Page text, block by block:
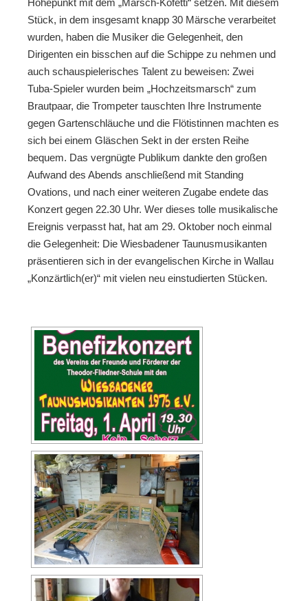
Stück, in dem insgesamt knapp 30 Märsche verarbeitet
wurden, haben die Musiker die Gelegenheit, den
Dirigenten ein bisschen auf die Schippe zu nehmen und
auch schauspielerisches Talent zu beweisen: Zwei
Tuba-Spieler wurden beim „Hochzeitsmarsch“ zum
Brautpaar, die Trompeter tauschten Ihre Instrumente
gegen Gartenschläuche und die Flötistinnen machten es
sich bei einem Gläschen Sekt in der ersten Reihe
bequem. Das vergnügte Publikum dankte den großen
Aufwand des Abends anschließend mit Standing
Ovations, und nach einer weiteren Zugabe endete das
Konzert gegen 22.30 Uhr. Wer dieses tolle musikalische
Ereignis verpasst hat, hat am 29. Oktober noch einmal
die Gelegenheit: Die Wiesbadener Taunusmusikanten
präsentieren sich in der evangelischen Kirche in Wallau
„Konzärtlich(er)“ mit vielen neu einstudierten Stücken.